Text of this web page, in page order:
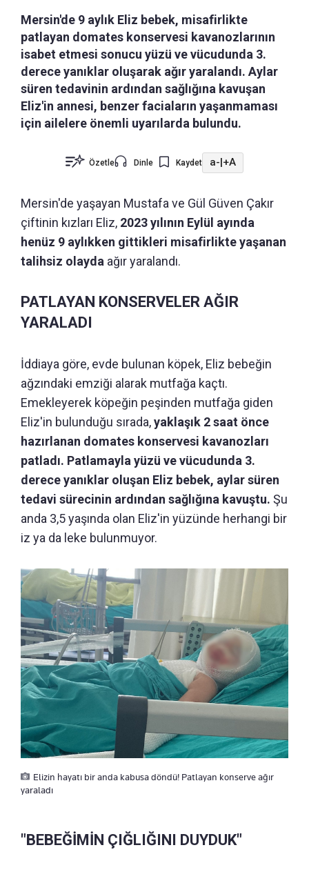
Mersin'de 9 aylık Eliz bebek, misafirlikte
patlayan domates konservesi kavanozlarının
isabet etmesi sonucu yüzü ve vücudunda 3.
derece yanıklar oluşarak ağır yaralandı. Aylar
süren tedavinin ardından sağlığına kavuşan
Eliz'in annesi, benzer faciaların yaşanmaması
için ailelere önemli uyarılarda bulundu.
Özetle Dinle Kaydet a- +A
Mersin'de yaşayan Mustafa ve Gül Güven Çakır
çiftinin kızları Eliz, 2023 yılının Eylül ayında
henüz 9 aylıkken gittikleri misafirlikte yaşanan
talihsiz olayda ağır yaralandı.
PATLAYAN KONSERVELER AĞIR
YARALADI
İddiaya göre, evde bulunan köpek, Eliz bebeğin
ağzındaki emziği alarak mutfağa kaçtı.
Emekleyerek köpeğin peşinden mutfağa giden
Eliz'in bulunduğu sırada,yaklaşık 2 saat önce
hazırlanan domates konservesi kavanozları
patladı. Patlamayla yüzü ve vücudunda 3.
derece yanıklar oluşan Eliz bebek, aylar süren
tedavi sürecinin ardından sağlığına kavuştu. Şu
anda 3,5 yaşında olan Eliz'in yüzünde herhangi bir
iz ya da leke bulunmuyor.
Elizin hayatı bir anda kabusa döndü! Patlayan konserve ağır
yaraladı
"BEBEĞİMİN ÇIĞLIĞINI DUYDUK"